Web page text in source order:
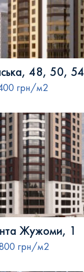
48, 50, 54
грн/м2
Жужоми, 1
грн/м2